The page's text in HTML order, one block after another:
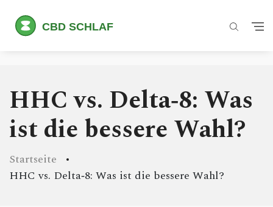
HHC vs. Delta‑8: Was
ist die bessere Wahl?
Startseite
HHC vs. Delta‑8: Was ist die bessere Wahl?